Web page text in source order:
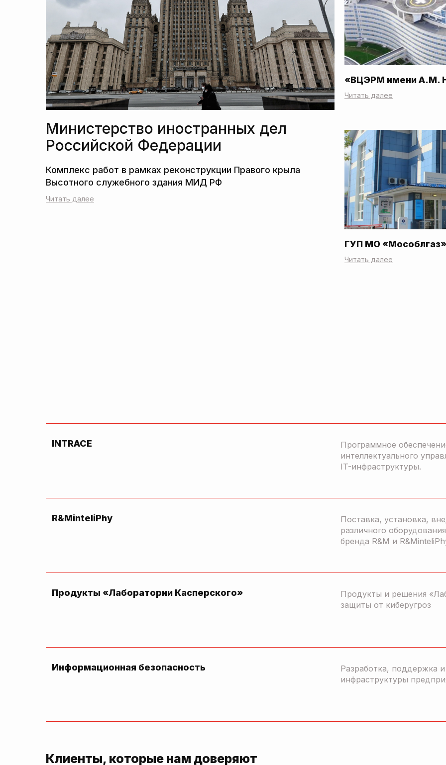
«ВЦЭРМ имени А.М.
Читать далее
Министерство иностранных дел
Российской Федерации
Читать далее
ГУП МО «Мособлгаз»
Читать далее
INTRACE
Программное
интеллектуального
IT-инфраструктуры.
R&MinteliPhy
Поставка, установка,
различного
бренда R&M и
Продукты «Лаборатории Касперского»
Продукты и решения
защиты от киберугроз
Информационная безопасность
Разработка, поддержка
инфраструктуры
Клиенты, которые нам доверяют